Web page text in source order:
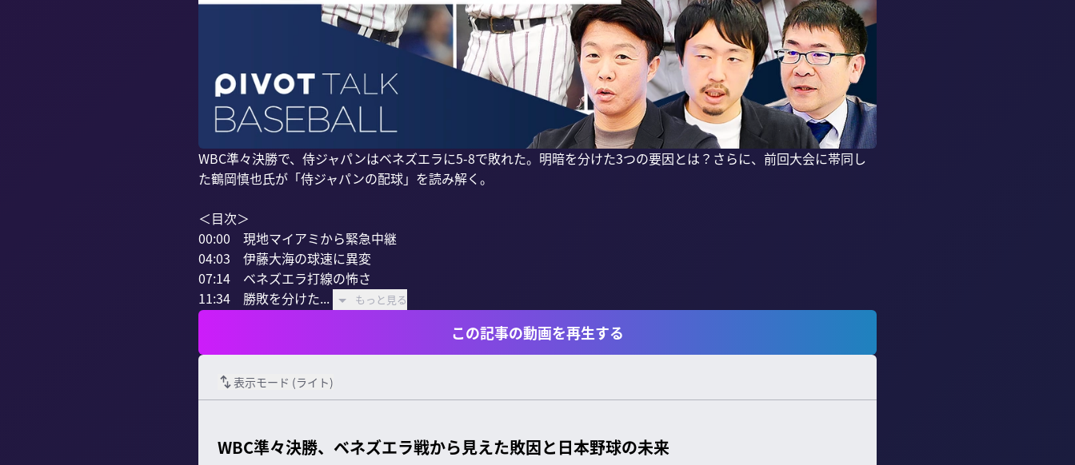
WBC準々決勝で、侍ジャパンはベネズエラに5-8で敗れた。明暗を分けた3つの要因とは？さらに、前回大会に帯同し
た鶴岡慎也氏が「侍ジャパンの配球」を読み解く。
＜目次＞
00:00　現地マイアミから緊急中継
04:03　伊藤大海の球速に異変
07:14　ベネズエラ打線の怖さ
11:34　勝敗を分けた...
もっと見る
この記事の動画を再生する
表示モード (ライト)
WBC準々決勝、ベネズエラ戦から見えた敗因と日本野球の未来